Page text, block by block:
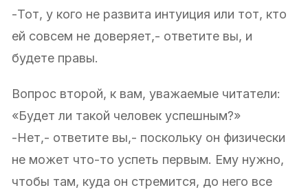
-Тот, у кого не развита интуиция или тот, кто
ей совсем не доверяет,- ответите вы, и
будете правы.
Вопрос второй, к вам, уважаемые читатели:
«Будет ли такой человек успешным?»
-Нет,- ответите вы,- поскольку он физически
не может что-то успеть первым. Ему нужно,
чтобы там, куда он стремится, до него все